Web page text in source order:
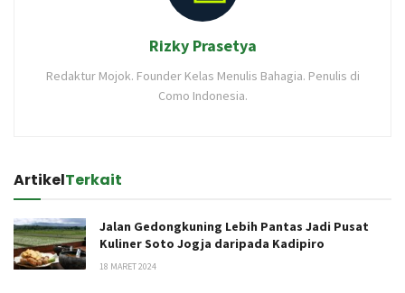
Rizky Prasetya
Redaktur Mojok. Founder Kelas Menulis Bahagia. Penulis di
Como Indonesia.
ArtikelTerkait
Jalan Gedongkuning Lebih Pantas Jadi Pusat
Kuliner Soto Jogja daripada Kadipiro
18 MARET 2024